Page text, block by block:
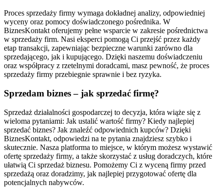
Proces sprzedaży firmy wymaga dokładnej analizy, odpowiedniej
wyceny oraz pomocy doświadczonego pośrednika. W
BiznesKontakt oferujemy pełne wsparcie w zakresie pośrednictwa
w sprzedaży firm. Nasi eksperci pomogą Ci przejść przez każdy
etap transakcji, zapewniając bezpieczne warunki zarówno dla
sprzedającego, jak i kupującego. Dzięki naszemu doświadczeniu
oraz współpracy z rzetelnymi doradcami, masz pewność, że proces
sprzedaży firmy przebiegnie sprawnie i bez ryzyka.
Sprzedam biznes – jak sprzedać firmę?
Sprzedaż działalności gospodarczej to decyzja, która wiąże się z
wieloma pytaniami: Jak ustalić wartość firmy? Kiedy najlepiej
sprzedać biznes? Jak znaleźć odpowiednich kupców? Dzięki
BiznesKontakt, odpowiedzi na te pytania znajdziesz szybko i
skutecznie. Nasza platforma to miejsce, w którym możesz wystawić
ofertę sprzedaży firmy, a także skorzystać z usług doradczych, które
ułatwią Ci sprzedaż biznesu. Pomożemy Ci z wyceną firmy przed
sprzedażą oraz doradzimy, jak najlepiej przygotować ofertę dla
potencjalnych nabywców.